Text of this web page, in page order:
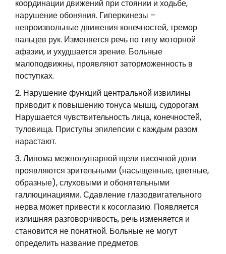
координации движений при стоянии и ходьбе,
нарушение обоняния. Гиперкинезы –
непроизвольные движения конечностей, тремор
пальцев рук. Изменяется речь по типу моторной
афазии, и ухудшается зрение. Больные
малоподвижны, проявляют заторможенность в
поступках.
Нарушение функций центральной извилины
приводит к повышению тонуса мышц, судорогам.
Нарушается чувствительность лица, конечностей,
туловища. Приступы эпилепсии с каждым разом
нарастают.
Липома межполушарной щели височной доли
проявляются зрительными (насыщенные, цветные,
образные), слуховыми и обонятельными
галлюцинациями. Сдавление глазодвигательного
нерва может привести к косоглазию. Появляется
излишняя разговорчивость, речь изменяется и
становится не понятной. Больные не могут
определить название предметов.